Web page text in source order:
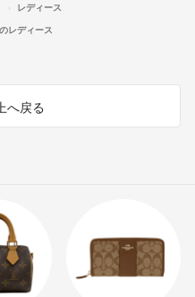
レディース
レディース
へ戻る